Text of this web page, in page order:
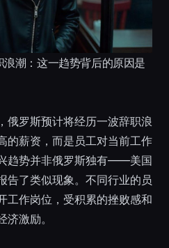
潮：这一趋势背后的原因是
俄罗斯预计将经历一波辞职浪
的薪资，而是员工对当前工作
趋势并非俄罗斯独有——美国
告了类似现象。不同行业的员
工作岗位，受积累的挫败感和
激励。